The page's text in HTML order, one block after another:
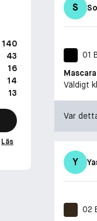
140
43
16
14
13
Läs
S
01
Mascara
Väldigt
Var
Y
02